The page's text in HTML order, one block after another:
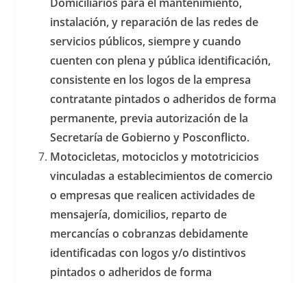
instalación, y reparación de las redes de
servicios públicos, siempre y cuando
cuenten con plena y pública identificación,
consistente en los logos de la empresa
contratante pintados o adheridos de forma
permanente, previa autorización de la
Secretaría de Gobierno y Posconflicto.
Motocicletas, motociclos y mototricicios
vinculadas a establecimientos de comercio
o empresas que realicen actividades de
mensajería, domicilios, reparto de
mercancías o cobranzas debidamente
identificadas con logos y/o distintivos
pintados o adheridos de forma